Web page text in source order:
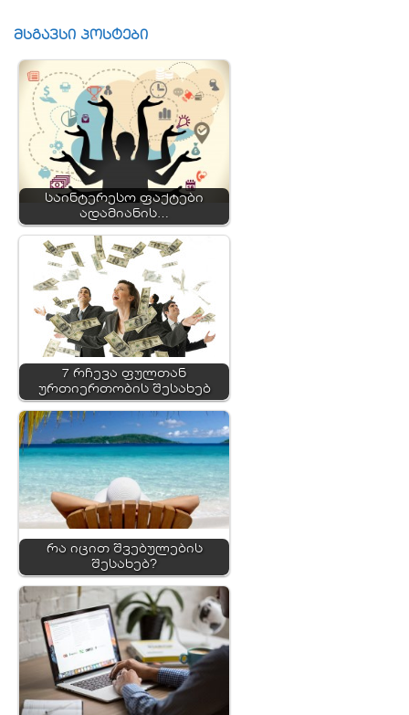
მსგავსი პოსტები
საინტერესო ფაქტები
ადამიანის…
7 რჩევა ფულთან
ურთიერთობის შესახებ
რა იცით შვებულების
შესახებ?